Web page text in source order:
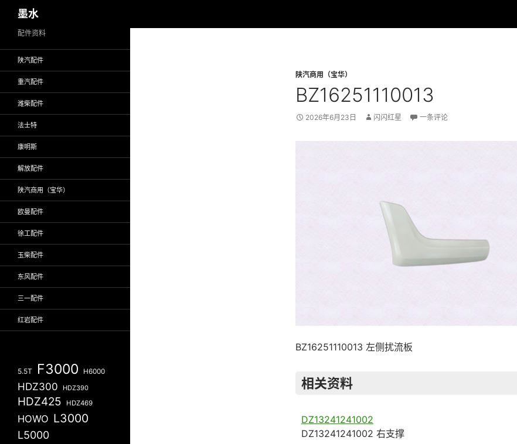
至
墨水
陕汽商用（宝华）
BZ16251110013
2026年6月23日 闪闪红星 一条评论
BZ16251110013 左侧扰流板
相关资料
DZ13241241002
DZ13241241002 右支撑
配件资料
陕汽配件
重汽配件
潍柴配件
法士特
康明斯
解放配件
陕汽商用（宝华）
欧曼配件
徐工配件
玉柴配件
东风配件
三一配件
红岩配件
5.5T F3000 H6000
HDZ300 HDZ390
HDZ425 HDZ469
HOWO L3000
L5000